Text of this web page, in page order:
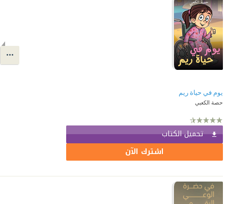
يوم في حياة ريم
حصة الكعبي
تحميل الكتاب
اشترك الآن